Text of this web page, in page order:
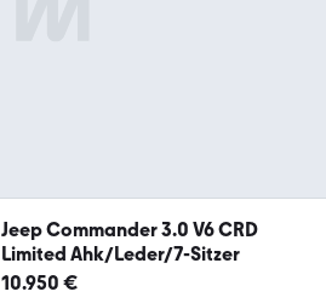
Jeep Commander 3.0 V6 CRD
Limited Ahk/Leder/7-Sitzer
10.950 €